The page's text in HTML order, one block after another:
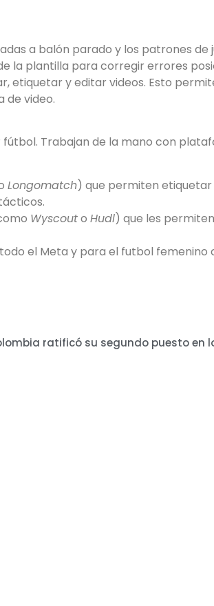
a balón parado y los patrones de
la plantilla para corregir errores
etiquetar y editar videos. Esto
de video.
Trabajan de la mano con
Longomatch) que permiten
Wyscouto Hudl) que les
el Meta y para el futbol femenino
ratificó su segundo puesto en